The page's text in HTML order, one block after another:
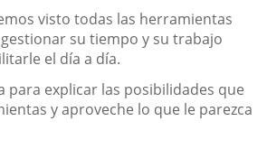
visto todas las herramientas
su tiempo y su trabajo
el día a día.
para explicar las posibilidades que
y aproveche lo que le parezca